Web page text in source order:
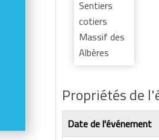
Propriétés de
Date de l'événement